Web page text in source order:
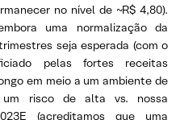
no nível de ~R$ 4,80).
uma normalização da
seja esperada (com o
pelas fortes receitas
em meio a um ambiente de
um risco de alta vs. nossa
(acreditamos que uma